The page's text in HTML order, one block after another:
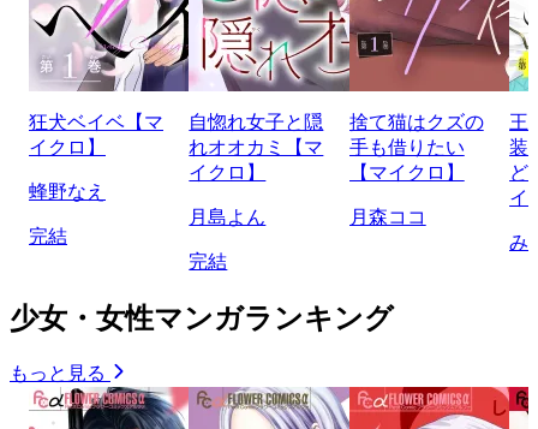
狂犬ベイベ【マ
イクロ】
蜂野なえ
完結
自惚れ女子と隠
れオオカミ【マ
イクロ】
月島よん
完結
捨て猫はクズの
手も借りたい
【マイクロ】
月森ココ
王
装
ど
イ
み
少女・女性マンガランキング
もっと見る